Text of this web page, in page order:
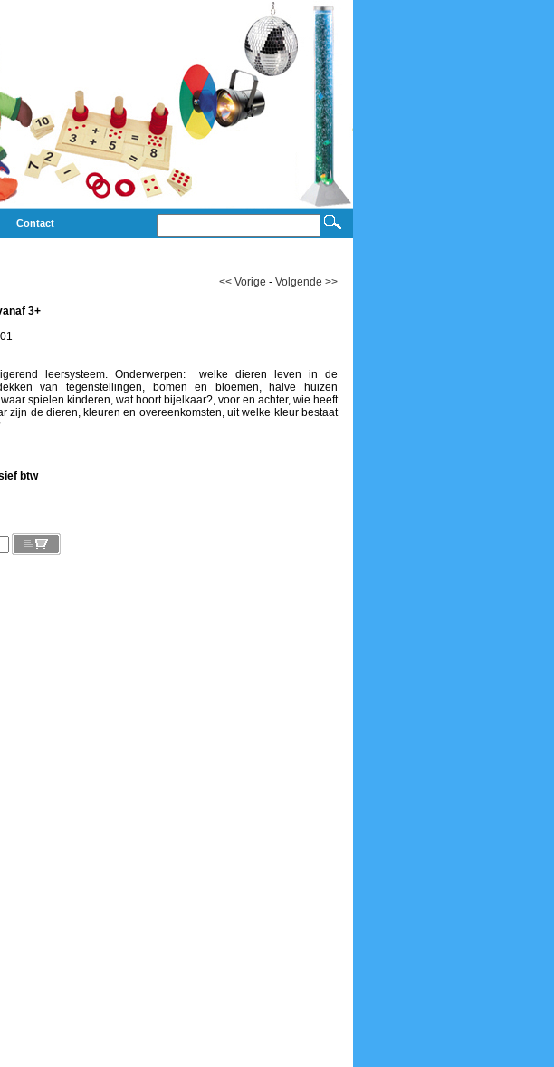
Contact
<< Vorige - Volgende >>
3+
leersysteem. Onderwerpen: welke dieren leven in de
van tegenstellingen, bomen en bloemen, halve huizen
spielen kinderen, wat hoort bijelkaar?, voor en achter, wie heeft
zijn de dieren, kleuren en overeenkomsten, uit welke kleur bestaat
btw